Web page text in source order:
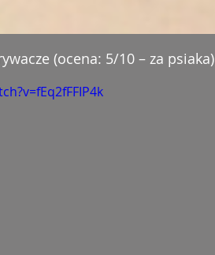
(ocena: 5/10 – za psiaka)